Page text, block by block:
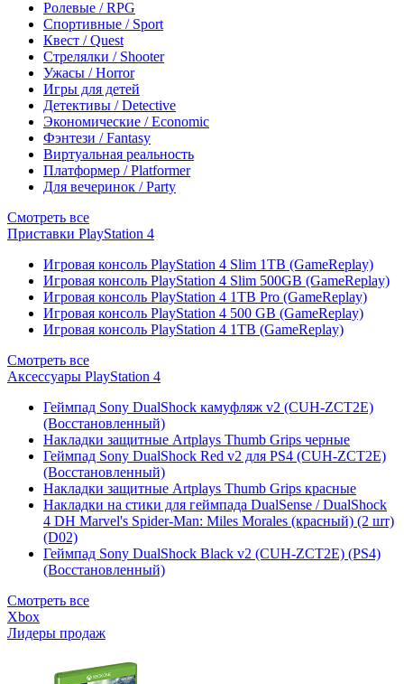
Ролевые / RPG
Спортивные / Sport
Квест / Quest
Стрелялки / Shooter
Ужасы / Horror
Игры для детей
Детективы / Detective
Экономические / Economic
Фэнтези / Fantasy
Виртуальная реальность
Платформер / Platformer
Для вечеринок / Party
Смотреть все
Приставки PlayStation 4
Игровая консоль PlayStation 4 Slim 1TB (GameReplay)
Игровая консоль PlayStation 4 Slim 500GB (GameReplay)
Игровая консоль PlayStation 4 1TB Pro (GameReplay)
Игровая консоль PlayStation 4 500 GB (GameReplay)
Игровая консоль PlayStation 4 1TB (GameReplay)
Смотреть все
Аксессуары PlayStation 4
Геймпад Sony DualShock камуфляж v2 (CUH-ZCT2E)
(Восстановленный)
Накладки защитные Artplays Thumb Grips черные
Геймпад Sony DualShock Red v2 для PS4 (CUH-ZCT2E)
(Восстановленный)
Накладки защитные Artplays Thumb Grips красные
Накладки на стики для геймпада DualSense / DualShock
4 DH Marvel's Spider-Man: Miles Morales (красный) (2 шт)
(D02)
Геймпад Sony DualShock Black v2 (CUH-ZCT2E) (PS4)
(Восстановленный)
Смотреть все
Xbox
Лидеры продаж